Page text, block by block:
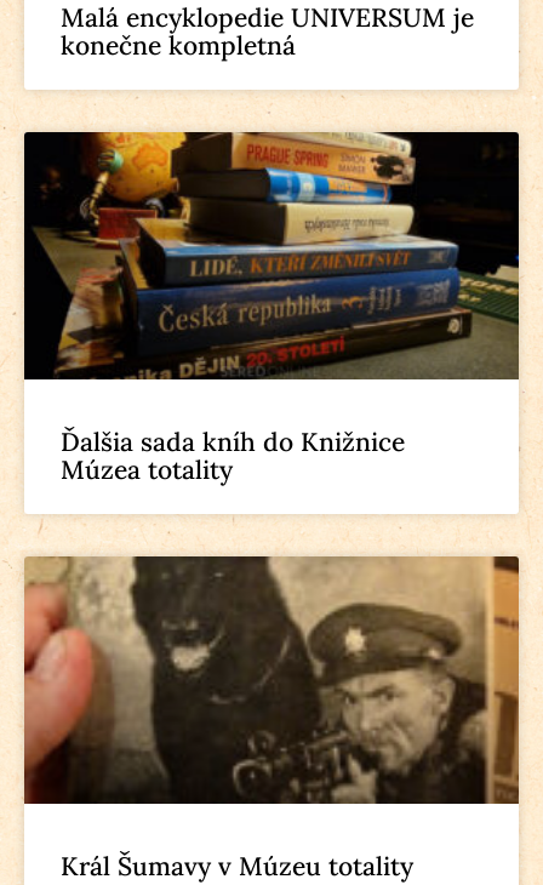
Malá encyklopedie UNIVERSUM je
konečne kompletná
Ďalšia sada kníh do Knižnice
Múzea totality
Král Šumavy v Múzeu totality